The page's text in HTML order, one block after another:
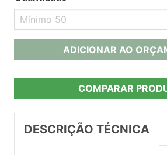
ADICIONAR AO
COMPARAR
DESCRIÇÃO TÉCNICA